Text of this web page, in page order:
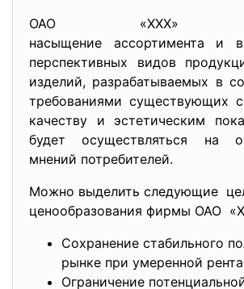
ОАО «ХХХ»
насыщение ассортимента и
перспективных видов
изделий, разрабатываемых в
требованиями существующих
качеству и эстетическим
будет осуществляться на
мнений потребителей.
Можно выделить следующие
ценообразования фирмы ОАО
Сохранение стабильного
рынке при умеренной
Ограничение